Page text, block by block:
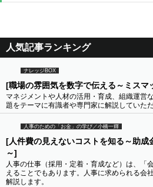
人気記事ランキング
ナレッジBOX
[職場の雰囲気を数字で伝える～ミスマ
マネジメントや人材の活用・育成、組織運営
題をテーマに有識者や専門家に解説していただ
人事のための「お金」の学び／小橋一輝
[人件費の見えないコストを知る～助成
～]
人事の仕事（採用・定着・育成など）は、「
えることでもあります。人事に求められる会
解説します。